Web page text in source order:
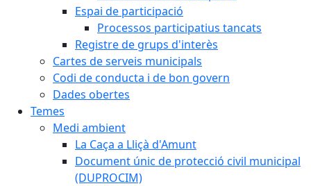
Espai de participació
Processos participatius tancats
Registre de grups d'interès
Cartes de serveis municipals
Codi de conducta i de bon govern
Dades obertes
Temes
Medi ambient
La Caça a Lliçà d'Amunt
Document únic de protecció civil municipal
(DUPROCIM)